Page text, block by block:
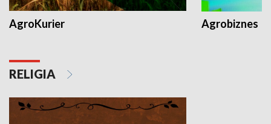
AgroKurier Agrobiznes
RELIGIA